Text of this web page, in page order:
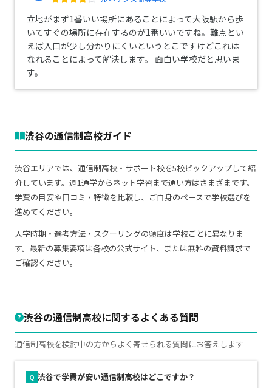
立地がまず1番いい場所にあることによって大阪駅から歩
いてすぐの場所に存在するのが1番いいですね。難点とい
えば入口が少し分かりにくいというとこですけどこれは
なれることによって解決します。 面白い学校だと思いま
す。
渋谷の通信制高校ガイド
渋谷エリアでは、通信制高校・サポート校を5校ピックアップして紹
介しています。週1通学からネット学習まで通い方はさまざまです。
学費の目安や口コミ・特徴を比較し、ご自身のペースで学校選びを
進めてください。
入学時期・選考方法・スクーリングの頻度は学校ごとに異なりま
す。最新の募集要項は各校の公式サイト、または無料の資料請求で
ご確認ください。
渋谷の通信制高校に関するよくある質問
通信制高校を検討中の方からよく寄せられる質問にお答えします
Q 渋谷で学費が安い通信制高校はどこですか？